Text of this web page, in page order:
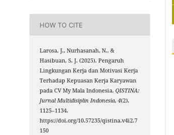
HOW TO CITE
Larosa, J., Nurhasanah, N., &
Hasibuan, S. J. (2025). Pengaruh
Lingkungan Kerja dan Motivasi Kerja
Terhadap Kepuasan Kerja Karyawan
pada CV My Mala Indonesia.QISTINA:
Jurnal Multidisiplin Indonesia,4(2),
1125–1134.
https://doi.org/10.57235/qistina.v4i2.7
150